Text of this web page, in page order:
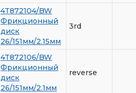
4T872104/BW
Фрикционный
диск
26/151мм/2.15мм
3rd
4T872106/BW
Фрикционный
диск
26/151мм/2.1мм
reverse